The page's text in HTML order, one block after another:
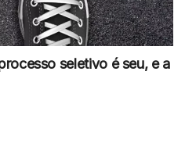
seletivo é seu, e a